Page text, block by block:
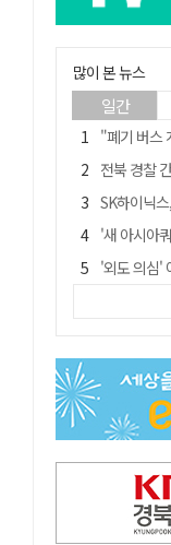
많이 본 뉴스
일간
"폐기 버스 개조해
전북 경찰 간부 '女교사
SK하이닉스, 주당
'새 아시아쿼터는 어
'외도 의심' 아내 화
박권현 청도군
봉화서 주택 에어
"3세 아동 학대"…대
경찰, 9월 초부터